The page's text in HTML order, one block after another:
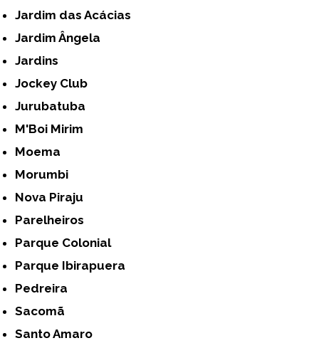
Jardim das Acácias
Jardim Ângela
Jardins
Jockey Club
Jurubatuba
M'Boi Mirim
Moema
Morumbi
Nova Piraju
Parelheiros
Parque Colonial
Parque Ibirapuera
Pedreira
Sacomã
Santo Amaro